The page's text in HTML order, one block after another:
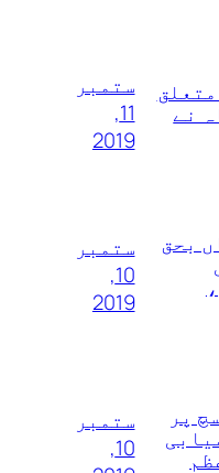
نے
ستمبر
11,
2019
بحق
ستمبر
10,
2019
پر
ستمبر
10,